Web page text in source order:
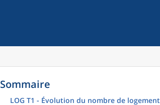
Sommaire
LOG T1 - Évolution du nombre de